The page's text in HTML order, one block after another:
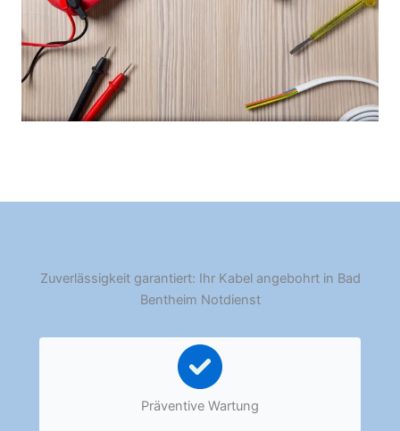
Zuverlässigkeit garantiert: Ihr Kabel angebohrt in Bad
Bentheim Notdienst
Präventive Wartung